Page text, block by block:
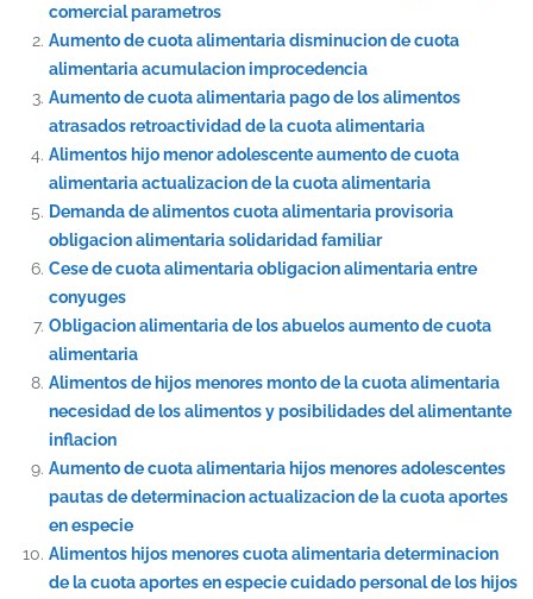
comercial parametros
Aumento de cuota alimentaria disminucion de cuota
alimentaria acumulacion improcedencia
Aumento de cuota alimentaria pago de los alimentos
atrasados retroactividad de la cuota alimentaria
Alimentos hijo menor adolescente aumento de cuota
alimentaria actualizacion de la cuota alimentaria
Demanda de alimentos cuota alimentaria provisoria
obligacion alimentaria solidaridad familiar
Cese de cuota alimentaria obligacion alimentaria entre
conyuges
Obligacion alimentaria de los abuelos aumento de cuota
alimentaria
Alimentos de hijos menores monto de la cuota alimentaria
necesidad de los alimentos y posibilidades del alimentante
inflacion
Aumento de cuota alimentaria hijos menores adolescentes
pautas de determinacion actualizacion de la cuota aportes
en especie
Alimentos hijos menores cuota alimentaria determinacion
de la cuota aportes en especie cuidado personal de los hijos